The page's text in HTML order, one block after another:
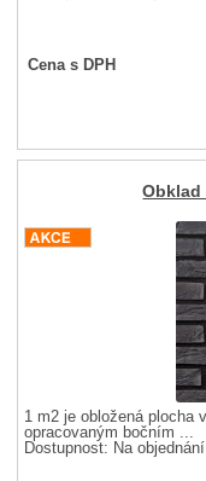
Cena s DPH
1 m2 je obložená plocha
opracovaným bočním ...
Dostupnost: Na